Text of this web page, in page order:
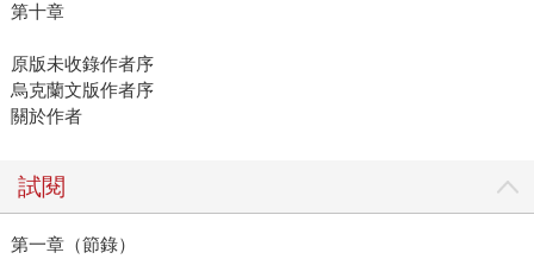
第十章
原版未收錄作者序
烏克蘭文版作者序
關於作者
試閱
第一章（節錄）